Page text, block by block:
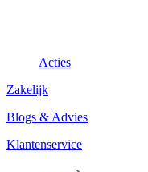
Acties
Zakelijk
Blogs & Advies
Klantenservice